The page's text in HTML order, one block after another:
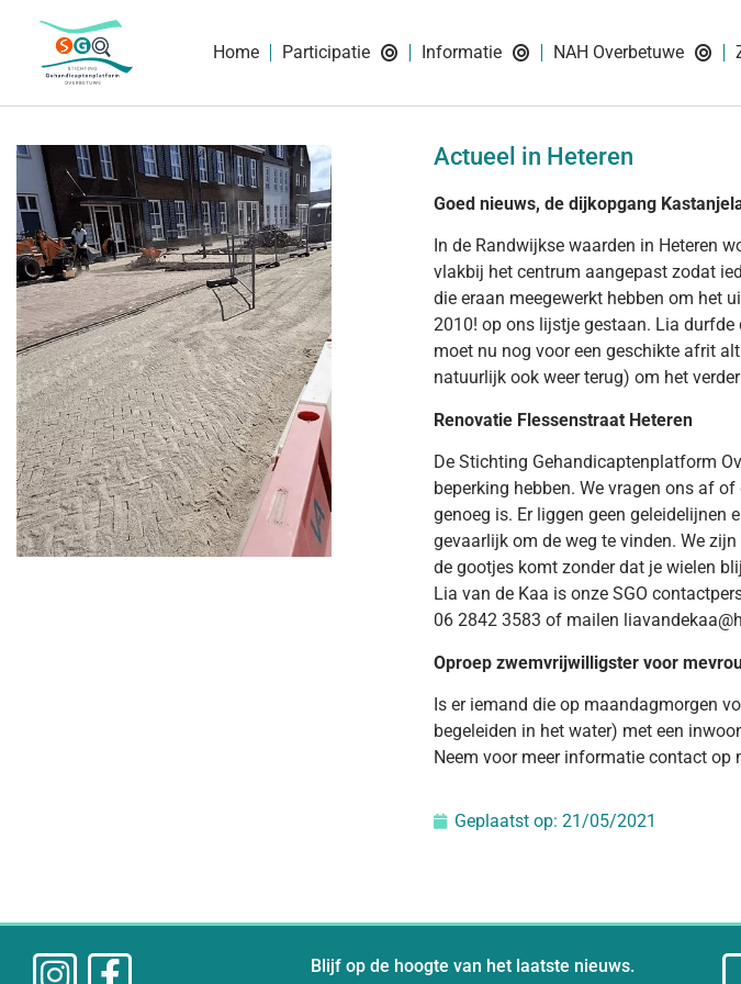
Home Participatie Informatie NAH Overbetuwe
Actueel in Heteren
Goed nieuws, de dijkopgang
In de Randwijkse waarden in Heteren
vlakbij het centrum aangepast zodat
die eraan meegewerkt hebben om het
2010! op ons lijstje gestaan. Lia
moet nu nog voor een geschikte afrit
natuurlijk ook weer terug) om het
Renovatie Flessenstraat Heteren
De Stichting Gehandicaptenplatform
beperking hebben. We vragen ons af
genoeg is. Er liggen geen geleidelijnen
gevaarlijk om de weg te vinden. We
de gootjes komt zonder dat je wielen
Lia van de Kaa is onze SGO
06 2842 3583 of mailen
Oproep zwemvrijwilligster voor
Is er iemand die op maandagmorgen
begeleiden in het water) met een
Neem voor meer informatie contact op
Geplaatst op: 21/05/2021
Blijf op de hoogte van het laatste nieuws.